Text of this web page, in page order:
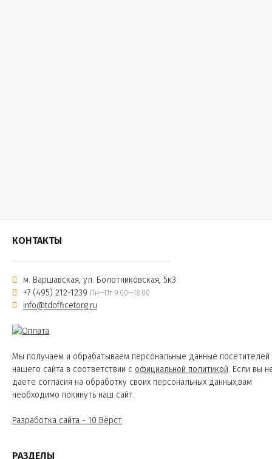
КОНТАКТЫ
м. Варшавская, ул. Болотниковская, 5к3
+7 (495) 212-1239 Пн—Пт 9:00—18:00
info@tdofficetorg.ru
Мы получаем и обрабатываем персональные данные посетителей
нашего сайта в соответствии с официальной политикой. Если вы
даете согласия на обработку своих персональных данных,вам
необходимо покинуть наш сайт.
Разработка сайта - 10 Вёрст
РАЗДЕЛЫ